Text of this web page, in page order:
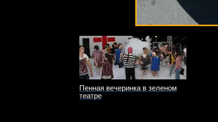
Пенная вечеринка в зеленом
театре